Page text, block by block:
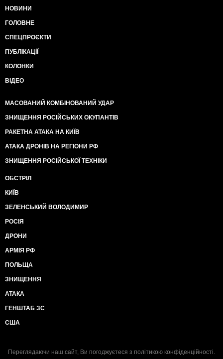
НОВИНИ
ГОЛОВНЕ
СПЕЦПРОЄКТИ
ПУБЛІКАЦІЇ
КОЛОНКИ
ВІДЕО
МАСОВАНИЙ КОМБІНОВАНИЙ УДАР
ЗНИЩЕННЯ РОСІЙСЬКИХ ОКУПАНТІВ
РАКЕТНА АТАКА НА КИЇВ
АТАКА ДРОНІВ НА РЕГІОНИ РФ
ЗНИЩЕННЯ РОСІЙСЬКОЇ ТЕХНІКИ
ОБСТРІЛ
КИЇВ
ЗЕЛЕНСЬКИЙ ВОЛОДИМИР
РОСІЯ
ДРОНИ
АРМІЯ РФ
ПОЛЬЩА
ЗНИЩЕННЯ
АТАКА
ГЕНШТАБ ЗС
США
Переглядаючи наш сайт, Ви погоджуєтеся з політикою конфіденційності.